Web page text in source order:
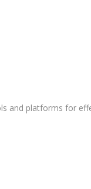
and platforms for